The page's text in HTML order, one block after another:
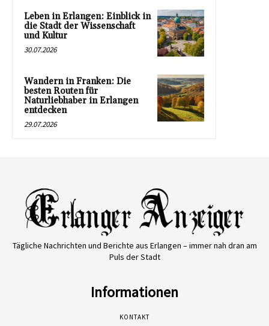
Leben in Erlangen: Einblick in
die Stadt der Wissenschaft
und Kultur
30.07.2026
Wandern in Franken: Die
besten Routen für
Naturliebhaber in Erlangen
entdecken
29.07.2026
Tägliche Nachrichten und Berichte aus Erlangen – immer nah dran am
Puls der Stadt
Informationen
KONTAKT